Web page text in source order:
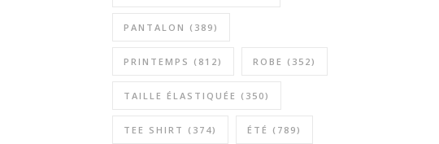
PANTALON (389)
PRINTEMPS (812) ROBE (352)
TAILLE ÉLASTIQUÉE (350)
TEE SHIRT (374) ÉTÉ (789)